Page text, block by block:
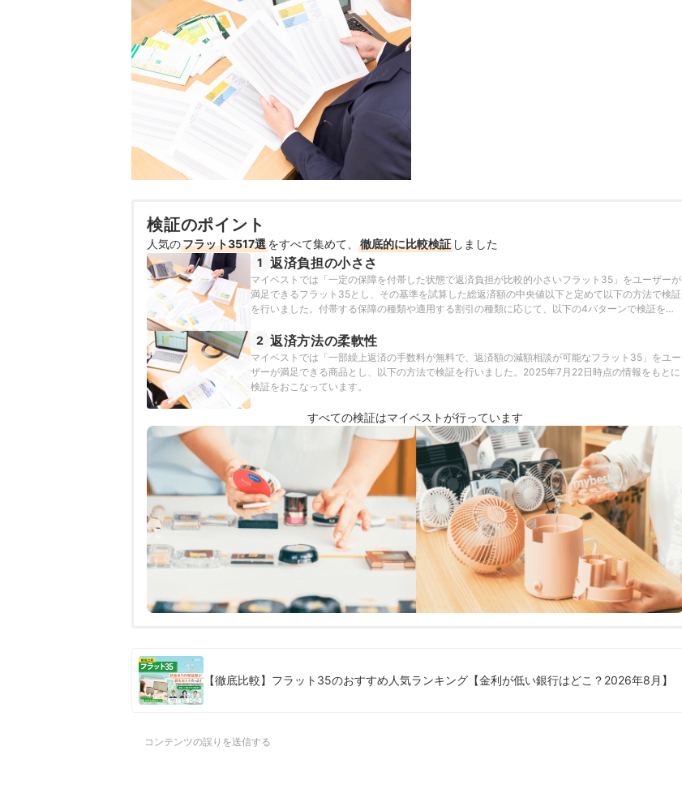
検証のポイント
人気のフラット3517選をすべて集めて、 徹底的に比較検証 しました
1 返済負担の小ささ
マイベストでは「一定の保障を付帯した状態で返済負担が比較的小さいフラット35」をユーザーが
満足できるフラット35とし、その基準を試算した総返済額の中央値以下と定めて以下の方法で検証
を行いました。付帯する保障の種類や適用する割引の種類に応じて、以下の4パターンで検証を行
エネ住宅割なお、デフォルトで表示される「おすすめ順」のランキングは、死亡高度障害保障をつ
けた総返済額をもとに作成しています。2026年8月3日時点の情報をもとに検証をおこなっていま
す。
2 返済方法の柔軟性
マイベストでは「一部繰上返済の手数料が無料で、返済額の減額相談が可能なフラット35」をユー
ザーが満足できる商品とし、以下の方法で検証を行いました。2025年7月22日時点の情報をもとに
検証をおこなっています。
すべての検証はマイベストが行っています
【徹底比較】フラット35のおすすめ人気ランキング【金利が低い銀行はどこ？2026年8月】
コンテンツの誤りを送信する